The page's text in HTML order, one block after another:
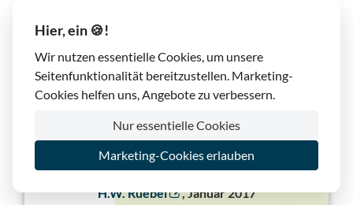
und wird immer besser. Auch gefallen mir die
vermiss ich bei den Grossen, die meiden Kritik weils
Arbeit macht, natürlich letzthin auch Geld kostet
(Personal) oder sind die so überheblich zu glauben,
sie seien bereits perfekt ? Die sollen sich an Lima-
City mal ein Beispiel holen. TOP kann ich nur
sagen.
H.W. Ruebel , Januar 2017
Hier, ein 🍪!
Wir nutzen essentielle Cookies, um unsere
Seitenfunktionalität bereitzustellen. Marketing-
Cookies helfen uns, Angebote zu verbessern.
Nur essentielle Cookies
Marketing-Cookies erlauben